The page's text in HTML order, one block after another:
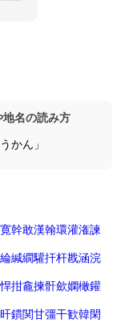
地名の読み方
かん」
寛幹敢漢翰環灌潅諫
綸緘繝驩扞杆戡涵浣
悍拑龕揀骭歛嫻橄鑵
旰鏆関甘彊干歓韓閑